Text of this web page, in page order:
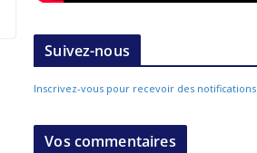
Suivez-nous
Inscrivez-vous pour recevoir des notifications
Vos commentaires